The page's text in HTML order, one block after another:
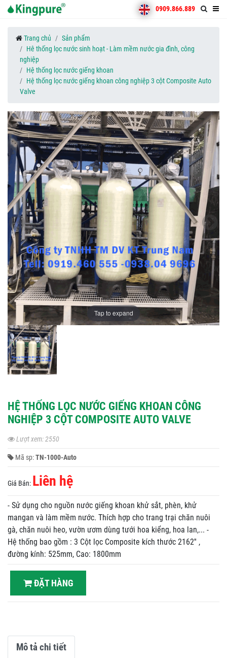
0909.866.889
Trang chủ
Sản phẩm
Hê thống lọc nước sinh hoạt - Làm mềm nước gia đình, công
nghiệp
Hệ thống lọc nước giếng khoan
Hệ thống lọc nước giếng khoan công nghiệp 3 cột Composite Auto
Valve
Tap to expand
HỆ THỐNG LỌC NƯỚC GIẾNG KHOAN CÔNG
NGHIỆP 3 CỘT COMPOSITE AUTO VALVE
Lượt xem: 2550
Mã sp:TN-1000-Auto
Giá Bán: Liên hệ
- Sử dụng cho nguồn nước giếng khoan khử sắt, phèn, khử
mangan và làm mềm nước. Thích hợp cho trang trại chăn nuôi
gà, chăn nuôi heo, vườn ươm dùng tưới hoa kiểng, hoa lan,... -
Hệ thống bao gồm : 3 Cột lọc Composite kích thước 2162'' ,
đường kính: 525mm, Cao: 1800mm
ĐẶT HÀNG
Mô tả chi tiết